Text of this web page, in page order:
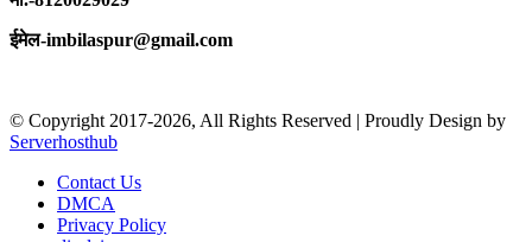
ईमेल-imbilaspur@gmail.com
© Copyright 2017-2026, All Rights Reserved | Proudly Design by
Serverhosthub
Contact Us
DMCA
Privacy Policy